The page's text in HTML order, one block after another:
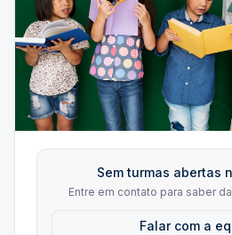
Sem turmas abertas
Entre em contato para saber
Falar com a